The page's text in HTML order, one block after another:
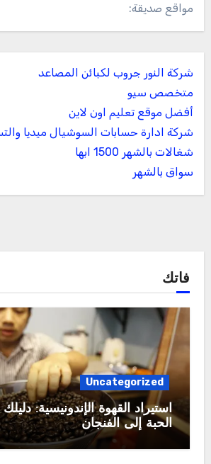
مواقع صديقة:
شركة النور جروب لكبائن المصاعد
متخصص سيو
أفضل موقع تعليم اون لاين
شركة ادارة حسابات السوشيال ميديا
شغالات بالشهر 1500 ابها
سواق بالشهر
فاتك
Uncategorized
استيراد القهوة الإندونيسية:
الحبة إلى الفنجان